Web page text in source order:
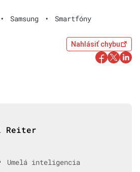
• Samsung • Smartfóny
Nahlásiť chybu
Reiter
Umelá inteligencia